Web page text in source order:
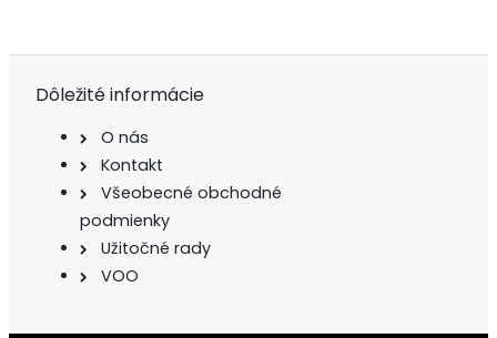
Dôležité informácie
O nás
Kontakt
Všeobecné obchodné
podmienky
Užitočné rady
VOO